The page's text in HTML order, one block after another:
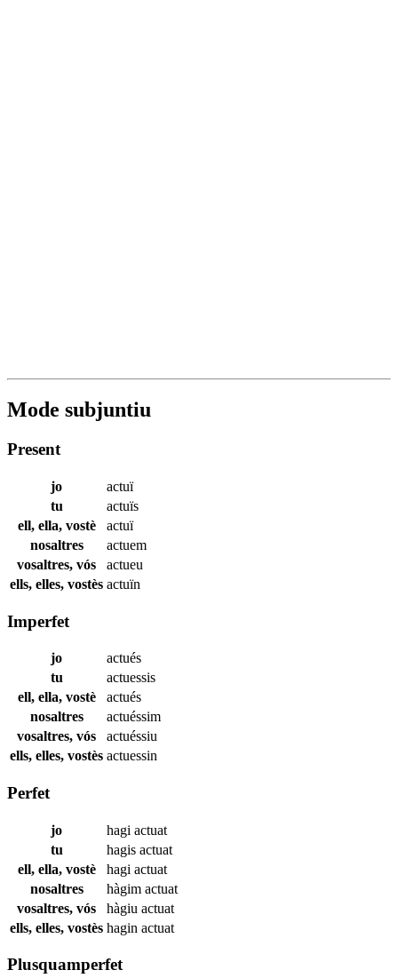
Mode subjuntiu
Present
jo
actuï
tu
actuïs
ell, ella, vostè
actuï
nosaltres
actuem
vosaltres, vós
actueu
ells, elles, vostès actuïn
Imperfet
jo
actués
tu
actuessis
ell, ella, vostè
actués
nosaltres
actuéssim
vosaltres, vós
actuéssiu
ells, elles, vostès actuessin
Perfet
jo hagi actuat
tu
hagis actuat
ell, ella, vostè
hagi actuat
nosaltres
hàgim actuat
vosaltres, vós
hàgiu actuat
ells, elles, vostès hagin actuat
Plusquamperfet